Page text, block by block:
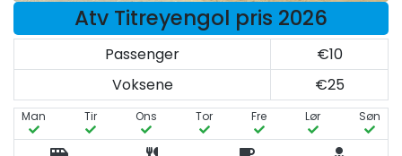
Atv Titreyengol pris 2026
Passenger
€10
Voksene
€25
Man Tir Ons Tor Fre Lør Søn